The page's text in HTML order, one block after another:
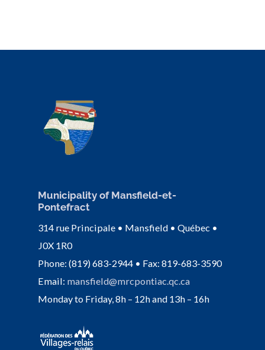
Municipality of Mansfield-et-
Pontefract
314 rue Principale • Mansfield • Québec •
J0X 1R0
Phone: (819) 683-2944 • Fax: 819-683-3590
Email: mansfield@mrcpontiac.qc.ca
Monday to Friday, 8h – 12h and 13h – 16h